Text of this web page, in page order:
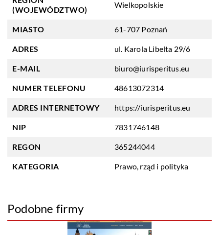
(WOJEWÓDZTWO)
Wielkopolskie
MIASTO 61-707 Poznań
ADRES ul. Karola Libelta 29/6
E-MAIL biuro@iurisperitus.eu
NUMER TELEFONU 48613072314
ADRES INTERNETOWY https://iurisperitus.eu
NIP 7831746148
REGON 365244044
KATEGORIA Prawo, rząd i polityka
Podobne firmy